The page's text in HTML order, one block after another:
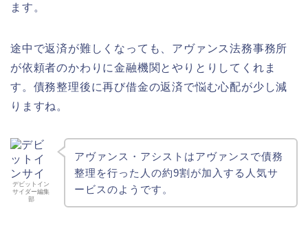
ます。
途中で返済が難しくなっても、アヴァンス法務事務所
が依頼者のかわりに金融機関とやりとりしてくれま
す。債務整理後に再び借金の返済で悩む心配が少し減
りますね。
デビットイン
サイダー編集
部
アヴァンス・アシストはアヴァンスで債務
整理を行った人の約9割が加入する人気サ
ービスのようです。